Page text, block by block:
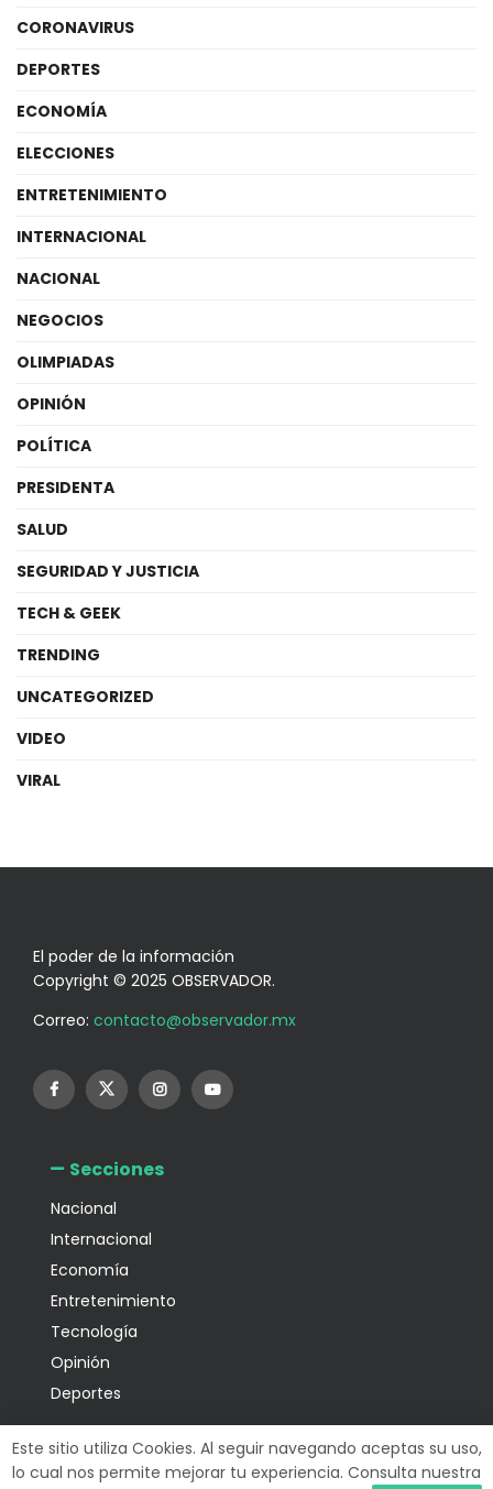
CORONAVIRUS
DEPORTES
ECONOMÍA
ELECCIONES
ENTRETENIMIENTO
INTERNACIONAL
NACIONAL
NEGOCIOS
OLIMPIADAS
OPINIÓN
POLÍTICA
PRESIDENTA
SALUD
SEGURIDAD Y JUSTICIA
TECH & GEEK
TRENDING
UNCATEGORIZED
VIDEO
VIRAL
El poder de la información
Copyright © 2025 OBSERVADOR.
Correo: contacto@observador.mx
Secciones
Nacional
Internacional
Economía
Entretenimiento
Tecnología
Opinión
Deportes
Información
Este sitio utiliza Cookies. Al seguir navegando aceptas su uso,
lo cual nos permite mejorar tu experiencia. Consulta nuestra